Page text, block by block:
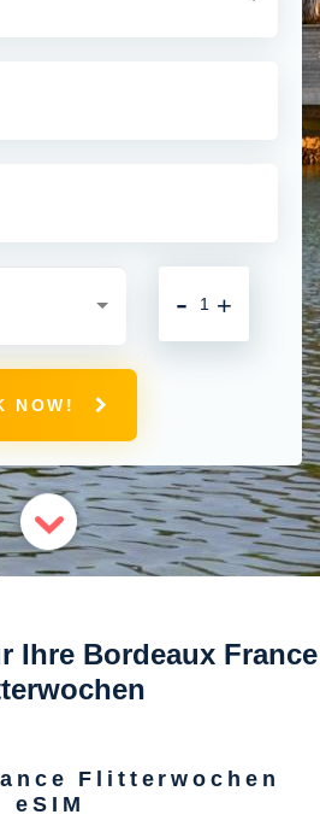
+
-
NOW!
Ihre Bordeaux France
Flitterwochen
eSIM